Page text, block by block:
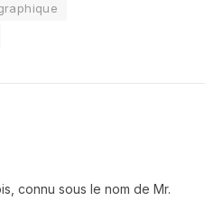
connu sous le nom de Mr.